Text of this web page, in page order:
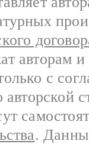
авторам
с
.